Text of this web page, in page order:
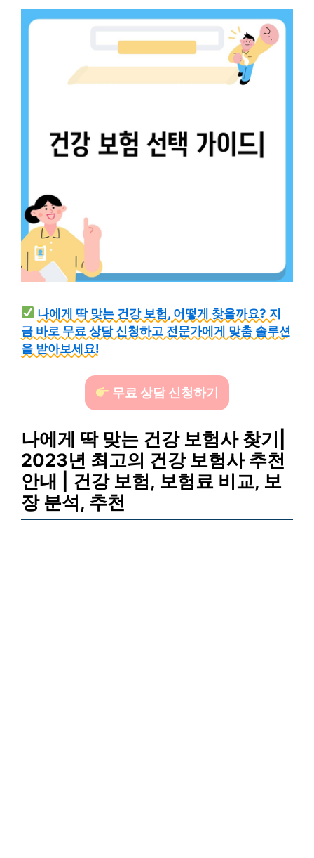
나에게 딱 맞는 건강 보험, 어떻게 찾을까요? 지
금 바로 무료 상담 신청하고 전문가에게 맞춤 솔루션
을 받아보세요!
무료 상담 신청하기
나에게 딱 맞는 건강 보험사 찾기|
2023년 최고의 건강 보험사 추천
안내 | 건강 보험, 보험료 비교, 보
장 분석, 추천